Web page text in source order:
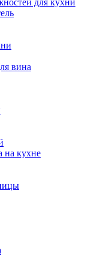
для кухни
вина
на кухне